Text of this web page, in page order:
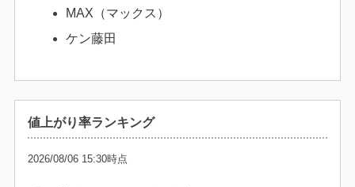
MAX（マックス）
ケン藤田
値上がり率ランキング
2026/08/06 15:30時点